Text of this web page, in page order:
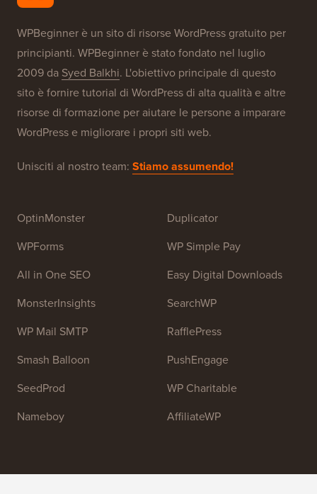
WPBeginner è un sito di risorse WordPress gratuito per
principianti. WPBeginner è stato fondato nel luglio
2009 da Syed Balkhi. L'obiettivo principale di questo
sito è fornire tutorial di WordPress di alta qualità e altre
risorse di formazione per aiutare le persone a imparare
WordPress e migliorare i propri siti web.
Unisciti al nostro team: Stiamo assumendo!
OptinMonster
WPForms
All in One SEO
MonsterInsights
WP Mail SMTP
Smash Balloon
SeedProd
Nameboy
Duplicator
WP Simple Pay
Easy Digital Downloads
SearchWP
RafflePress
PushEngage
WP Charitable
AffiliateWP